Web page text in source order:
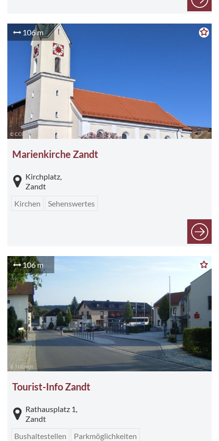
106 m
© CC0
Marienkirche Zandt
Kirchplatz,
Zandt
Kirchen
Sehenswertes
106 m
© TI Zandt
Tourist-Info Zandt
Rathausplatz 1,
Zandt
Bushaltestellen
Parkmöglichkeiten